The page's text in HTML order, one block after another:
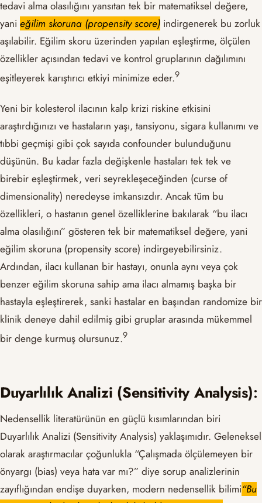
tedavi alma olasılığını yansıtan tek bir matematiksel değere,
yani eğilim skoruna (propensity score) indirgenerek bu zorluk
aşılabilir. Eğilim skoru üzerinden yapılan eşleştirme, ölçülen
özellikler açısından tedavi ve kontrol gruplarının dağılımını
eşitleyerek karıştırıcı etkiyi minimize eder.​9​
Yeni bir kolesterol ilacının kalp krizi riskine etkisini
araştırdığınızı ve hastaların yaşı, tansiyonu, sigara kullanımı ve
tıbbi geçmişi gibi çok sayıda confounder bulunduğunu
düşünün. Bu kadar fazla değişkenle hastaları tek tek ve
birebir eşleştirmek, veri seyrekleşeceğinden (curse of
dimensionality) neredeyse imkansızdır. Ancak tüm bu
özellikleri, o hastanın genel özelliklerine bakılarak “bu ilacı
alma olasılığını” gösteren tek bir matematiksel değere, yani
eğilim skoruna (propensity score) indirgeyebilirsiniz.
Ardından, ilacı kullanan bir hastayı, onunla aynı veya çok
benzer eğilim skoruna sahip ama ilacı almamış başka bir
hastayla eşleştirerek, sanki hastalar en başından randomize bir
klinik deneye dahil edilmiş gibi gruplar arasında mükemmel
bir denge kurmuş olursunuz.​9​
Duyarlılık Analizi (Sensitivity Analysis):
Nedensellik literatürünün en güçlü kısımlarından biri
Duyarlılık Analizi (Sensitivity Analysis) yaklaşımıdır. Geleneksel
olarak araştırmacılar çoğunlukla “Çalışmada ölçülemeyen bir
önyargı (bias) veya hata var mı?” diye sorup analizlerinin
zayıflığından endişe duyarken, modern nedensellik bilimi“Bu